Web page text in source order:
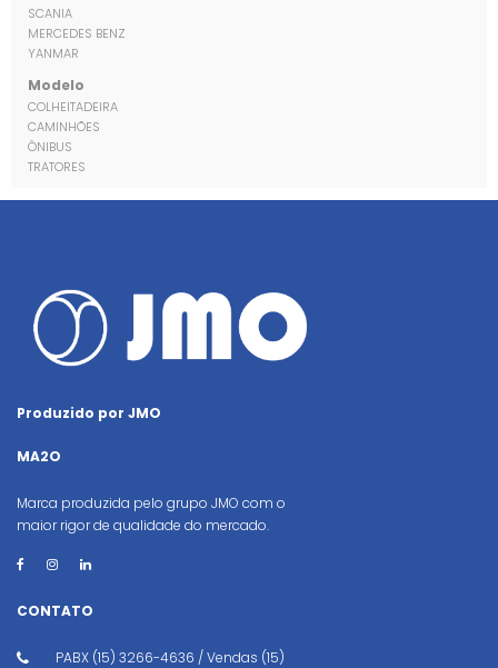
SCANIA
MERCEDES BENZ
YANMAR
Modelo
COLHEITADEIRA
CAMINHÕES
ÔNIBUS
TRATORES
Produzido por JMO
MA2O
Marca produzida pelo grupo JMO com o
maior rigor de qualidade do mercado.
CONTATO
PABX (15) 3266-4636 / Vendas (15)